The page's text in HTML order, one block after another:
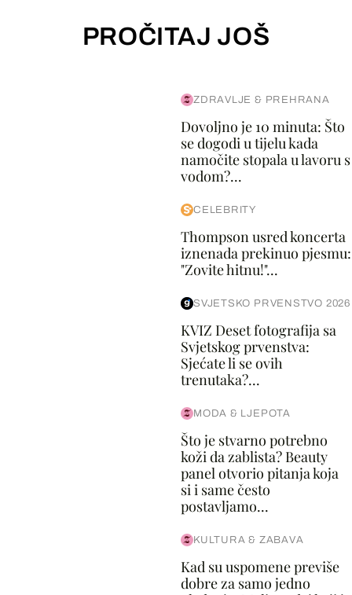
PROČITAJ JOŠ
ZDRAVLJE & PREHRANA
Dovoljno je 10 minuta: Što
se dogodi u tijelu kada
namočite stopala u lavoru s
vodom?...
CELEBRITY
Thompson usred koncerta
iznenada prekinuo pjesmu:
"Zovite hitnu!"...
SVJETSKO PRVENSTVO 2026
KVIZ Deset fotografija sa
Svjetskog prvenstva:
Sjećate li se ovih
trenutaka?...
MODA & LJEPOTA
Što je stvarno potrebno
koži da zablista? Beauty
panel otvorio pitanja koja
si i same često
postavljamo...
KULTURA & ZABAVA
Kad su uspomene previše
dobre za samo jedno